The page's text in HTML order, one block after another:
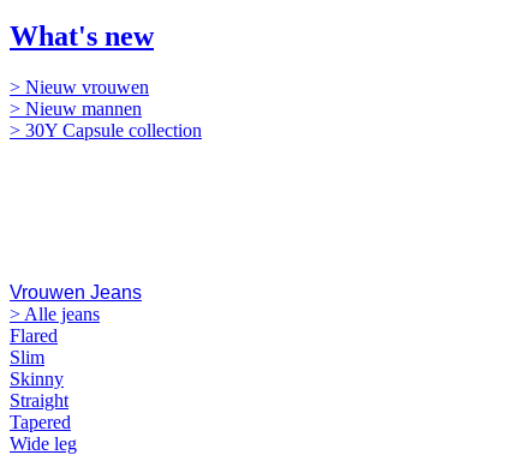
What's new
> Nieuw vrouwen
> Nieuw mannen
> 30Y Capsule collection
Vrouwen Jeans
> Alle jeans
Flared
Slim
Skinny
Straight
Tapered
Wide leg